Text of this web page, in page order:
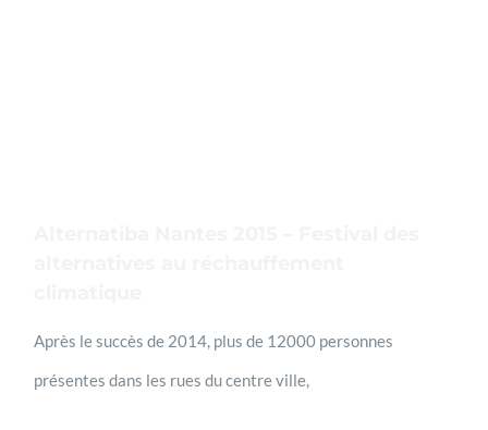
Après le succès de 2014, plus de 12000 personnes
présentes dans les rues du centre ville,